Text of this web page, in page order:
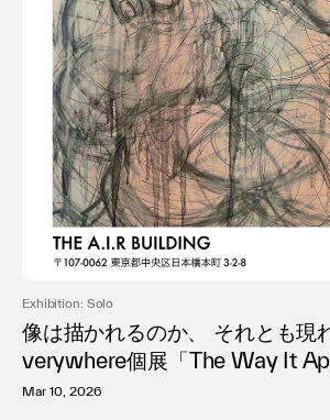
Exhibition: Solo
像は描かれるのか、 それとも現
verywhere個展「The Way It
が形成される過程」日本橋で開催
Mar 10, 2026